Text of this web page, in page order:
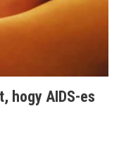
hogy AIDS-es